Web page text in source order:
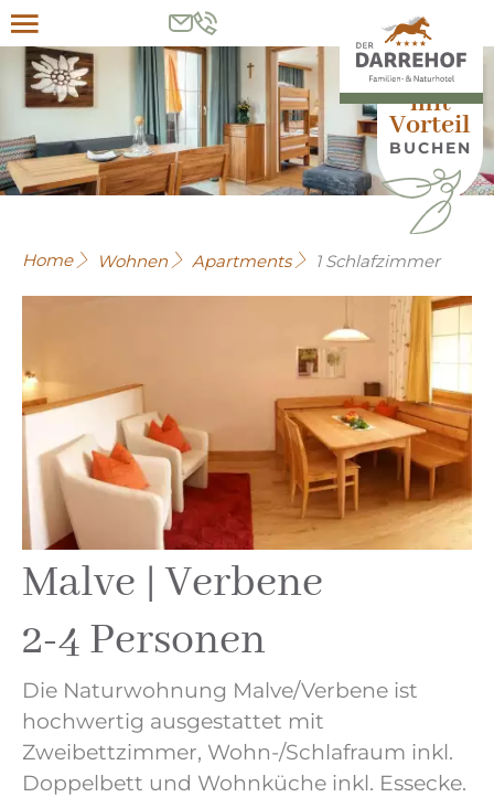
HIER
mit
Vorteil
BUCHEN
Home Wohnen Apartments 1 Schlafzimmer
Malve | Verbene
2-4 Personen
Die Naturwohnung Malve/Verbene ist
hochwertig ausgestattet mit
Zweibettzimmer, Wohn-/Schlafraum inkl.
Doppelbett und Wohnküche inkl. Essecke.